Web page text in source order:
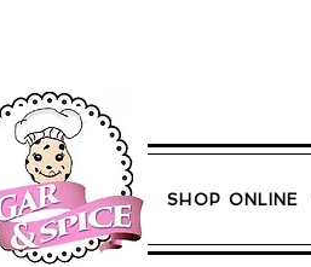
SHOP ONLINE